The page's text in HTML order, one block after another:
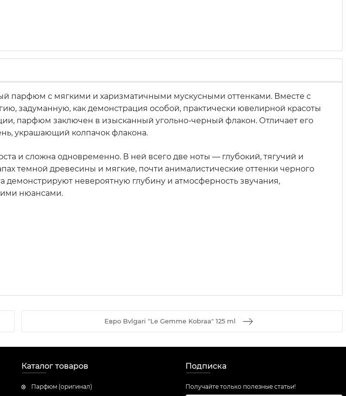
парфюм с мягкими и харизматичными мускусными оттенками. Вместе с
задуманную, как демонстрация особой, практически ювелирной красоты
парфюм заключен в изысканный угольно-черный флакон. Отличает его
украшающий колпачок флакона.
и сложна одновременно. В ней всего две ноты — глубокий, тягучий и
темной древесины и мягкие, почти анималистические оттенки черного
демонстрируют невероятную глубину и атмосферность звучания,
нюансами.
Евро Bvlgari "Le Gemme Kobraa" 125 ml
Каталог товаров
Парфюм (оригинал)
Подписка
Получайте только полезные статьи!